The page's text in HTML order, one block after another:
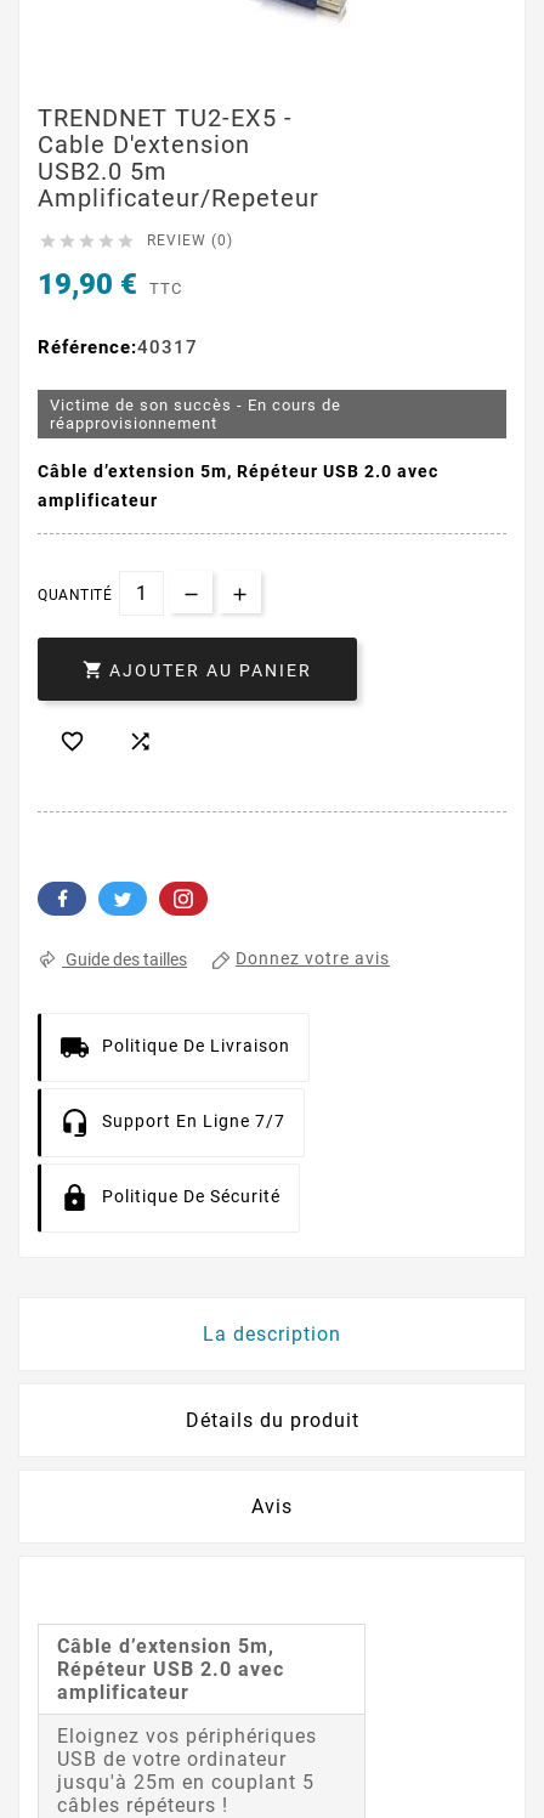
TRENDNET TU2-EX5 -
Cable D'extension
USB2.0 5m
Amplificateur/repeteur
     REVIEW (0)
19,90 € TTC
Référence:40317
Victime de son succès - En cours de
réapprovisionnement
Câble d’extension 5m, Répéteur USB 2.0 avec
amplificateur
QUANTITÉ
 AJOUTER AU PANIER
 
Guide des tailles Donnez votre avis
Politique De Livraison
Support En Ligne 7/7
Politique De Sécurité
La description
Détails du produit
Avis
Câble d’extension 5m,
Répéteur USB 2.0 avec
amplificateur
Eloignez vos périphériques
USB de votre ordinateur
jusqu'à 25m en couplant 5
câbles répéteurs !